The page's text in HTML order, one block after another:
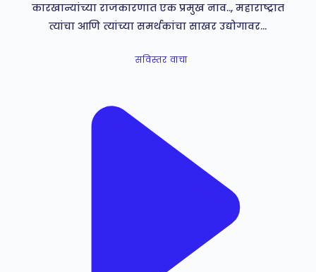
कारखान्यांच्या राजकारणात एक प्रमुख नाव.., महाराष्ट्रात
त्यांचा आणि त्यांच्या समर्थकांचा साखर उद्योगावर…
सविस्तर वाचा